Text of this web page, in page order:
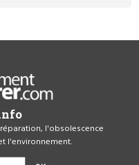
l'obsolescence
l'environnement.